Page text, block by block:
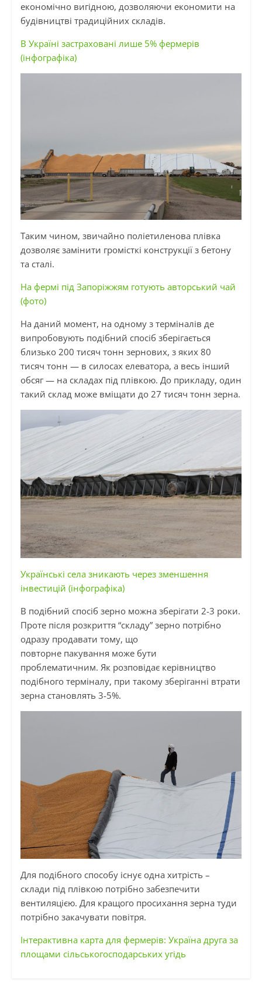
економічно вигідною, дозволяючи економити на
будівництві традиційних складів.
В Україні застраховані лише 5% фермерів
(інфографіка)
Таким чином, звичайно поліетиленова плівка
дозволяє замінити громісткі конструкції з бетону
та сталі.
На фермі під Запоріжжям готують авторський чай
(фото)
На даний момент, на одному з терміналів де
випробовують подібний спосіб зберігається
близько 200 тисяч тонн зернових, з яких 80
тисяч тонн — в силосах елеватора, а весь інший
обсяг — на складах під плівкою. До прикладу, один
такий склад може вміщати до 27 тисяч тонн зерна.
Українські села зникають через зменшення
інвестицій (інфографіка)
В подібний спосіб зерно можна зберігати 2-3 роки.
Проте після розкриття “складу” зерно потрібно
одразу продавати тому, що
повторне пакування може бути
проблематичним. Як розповідає керівництво
подібного терміналу, при такому зберіганні втрати
зерна становлять 3-5%.
Для подібного способу існує одна хитрість –
склади під плівкою потрібно забезпечити
вентиляцією. Для кращого просихання зерна туди
потрібно закачувати повітря.
Інтерактивна карта для фермерів: Україна друга за
площами сільськогосподарських угідь